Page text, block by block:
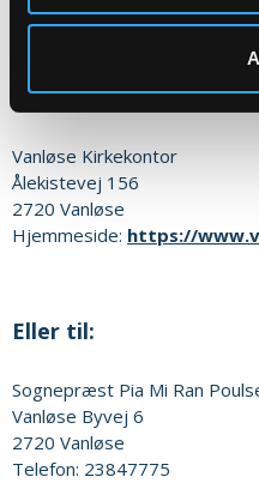
Eller til:
Vanløse Kirkekontor
Ålekistevej 156
2720 Vanløse
Hjemmeside: https://
Eller til:
Sognepræst Pia Mi Ran
Vanløse Byvej 6
2720 Vanløse
Telefon: 23847775